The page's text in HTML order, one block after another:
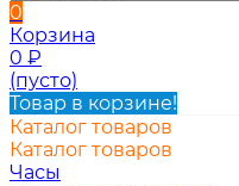
0
Корзина
0 ₽
(пусто)
Товар в корзине!
Каталог товаров
Каталог товаров
Часы